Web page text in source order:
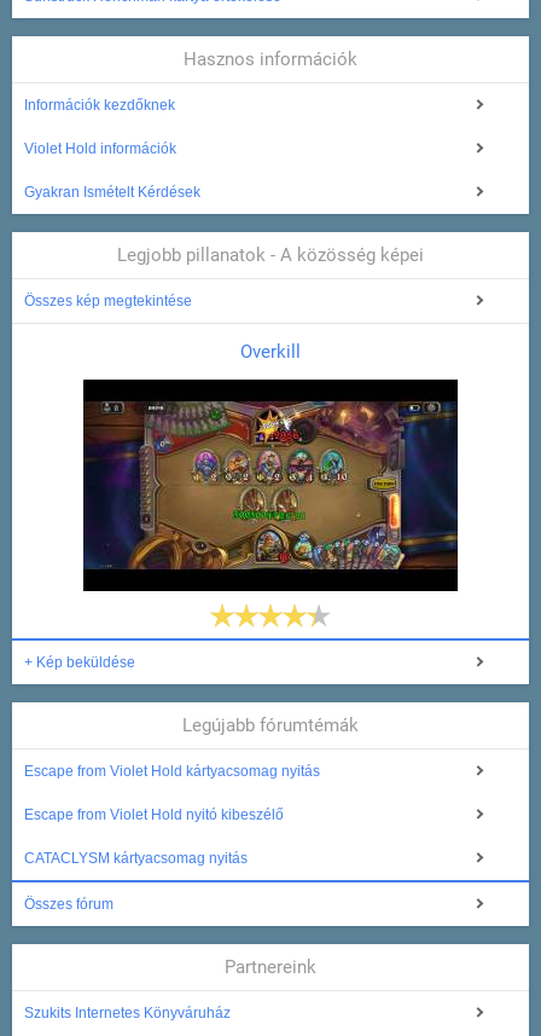
Hasznos információk
Információk kezdőknek
Violet Hold információk
Gyakran Ismételt Kérdések
Legjobb pillanatok - A közösség képei
Összes kép megtekintése
Overkill
+ Kép beküldése
Legújabb fórumtémák
Escape from Violet Hold kártyacsomag nyitás
Escape from Violet Hold nyitó kibeszélő
CATACLYSM kártyacsomag nyitás
Összes fórum
Partnereink
Szukits Internetes Könyváruház